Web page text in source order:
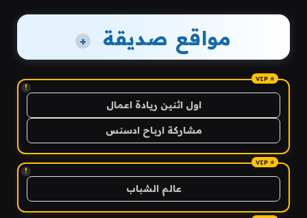
مواقع صديقة +
!
اول اثنين ريادة اعمال
مشاركة ارباح ادسنس
!
عالم الشباب